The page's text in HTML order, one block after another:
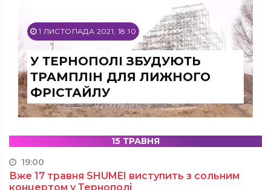
1 ЛИСТОПАДА 2021, 18:10
У ТЕРНОПОЛІ ЗБУДУЮТЬ
ТРАМПЛІН ДЛЯ ЛИЖНОГО
ФРІСТАЙЛУ
15 ТРАВНЯ
19:00
Вже 17 травня SHUMEI виступить з сольним
концертом у Тернополі